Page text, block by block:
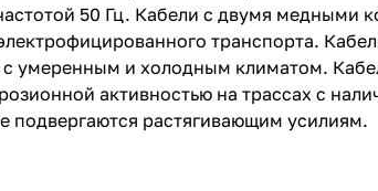
50 Гц. Кабели с двумя медными
транспорта.
умеренным и холодным климатом.
активностью на трассах с
подвергаются растягивающим усилиям.